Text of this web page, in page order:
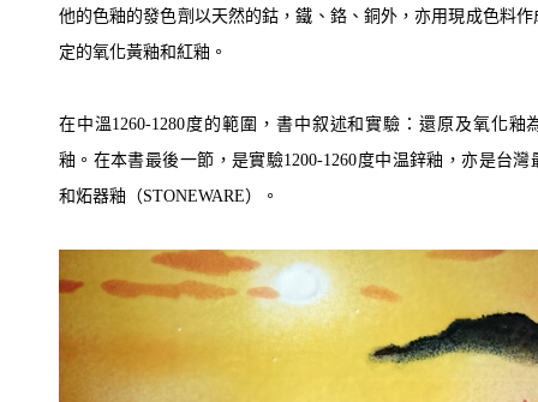
他的色釉的發色劑以天然的鈷，鐵、鉻、銅外，亦用現成色料
定的氧化黃釉和紅釉。
在中溫1260-1280度的範圍，書中叙述和實驗：還原及氧化釉
釉。在本書最後一節，是實驗1200-1260度中温鋅釉，亦是台
和炻器釉（STONEWARE）。